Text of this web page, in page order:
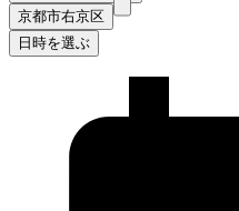
京都市右京区
日時を選ぶ